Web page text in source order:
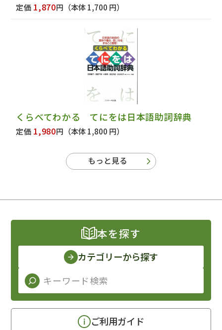
定価 1,870円 （本体 1,700 円）
くらべてわかる てにをは日本語助詞辞典
定価 1,980円 （本体 1,800 円）
もっと見る
本を探す
カテゴリーから探す
ご利用ガイド